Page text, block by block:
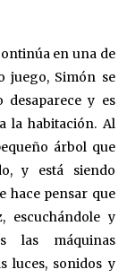
en una de
juego, Simón se
desaparece y es
la habitación. Al
árbol que
y está siendo
hace pensar que
escuchándole y
las máquinas
luces, sonidos y